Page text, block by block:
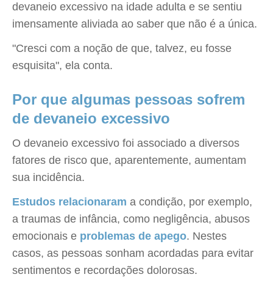
devaneio excessivo na idade adulta e se sentiu
imensamente aliviada ao saber que não é a única.
"Cresci com a noção de que, talvez, eu fosse
esquisita", ela conta.
Por que algumas pessoas sofrem
de devaneio excessivo
O devaneio excessivo foi associado a diversos
fatores de risco que, aparentemente, aumentam
sua incidência.
Estudos relacionaram a condição, por exemplo,
a traumas de infância, como negligência, abusos
emocionais e problemas de apego. Nestes
casos, as pessoas sonham acordadas para evitar
sentimentos e recordações dolorosas.